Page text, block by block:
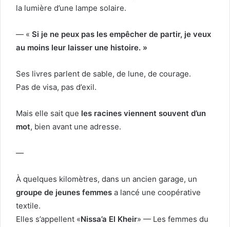
la lumière d’une lampe solaire.
— « Si je ne peux pas les empêcher de partir, je veux
au moins leur laisser une histoire. »
Ses livres parlent de sable, de lune, de courage.
Pas de visa, pas d’exil.
Mais elle sait que les racines viennent souvent d’un
mot, bien avant une adresse.
—
À quelques kilomètres, dans un ancien garage, un
groupe de jeunes femmes a lancé une coopérative
textile.
Elles s’appellent «Nissa’a El Kheir» — Les femmes du